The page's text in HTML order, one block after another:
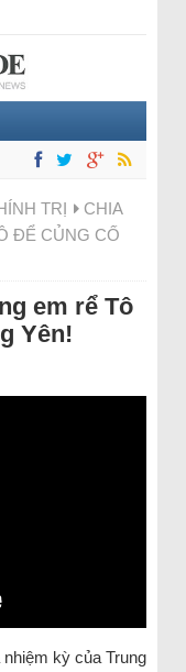
TRỊ
CHIA
ĐỂ CỦNG CỐ
em rể Tô
Yên!
kỳ của Trung